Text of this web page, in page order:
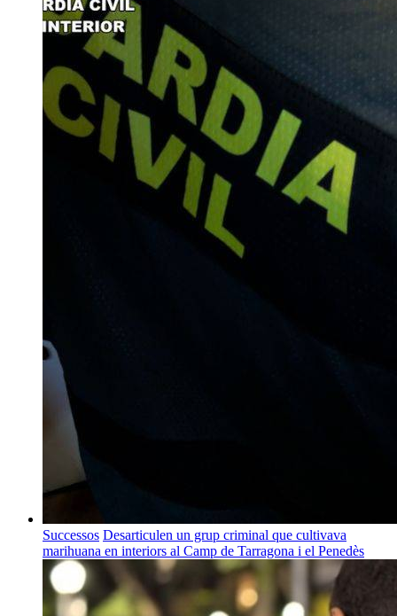
Successos Desarticulen un grup criminal que cultivava
marihuana en interiors al Camp de Tarragona i el Penedès